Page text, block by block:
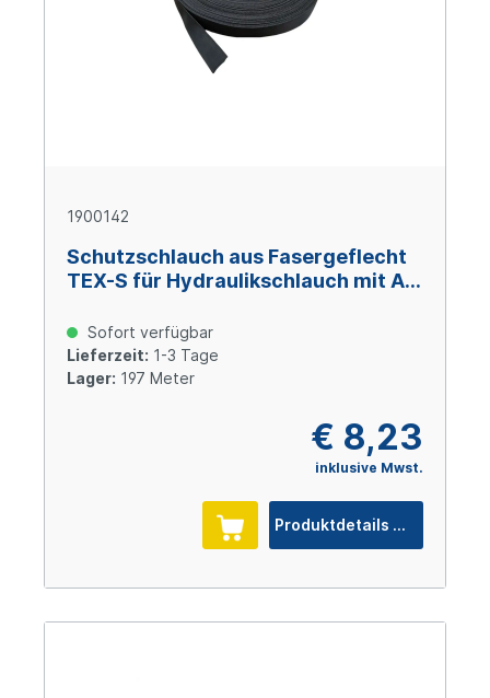
1900142
Schutzschlauch aus Fasergeflecht
TEX-S für Hydraulikschlauch mit AD
Sofort verfügbar
Lieferzeit: 1-3 Tage
Lager: 197 Meter
€ 8,23
inklusive Mwst.
Produktdetails